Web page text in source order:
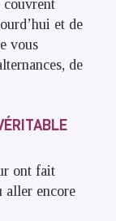
couvrent
et de
vous
de
ont fait
aller encore